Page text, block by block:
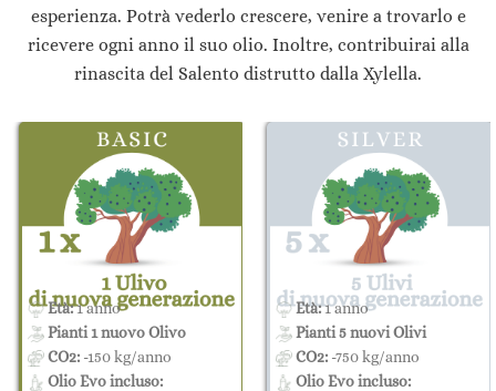
esperienza. Potrà vederlo crescere, venire a trovarlo e
ricevere ogni anno il suo olio. Inoltre, contribuirai alla
rinascita del Salento distrutto dalla Xylella.
Età:1 anno
Pianti 1 nuovo Olivo
CO2: -150 kg/anno
Olio Evo incluso:
Età:1 anno
Pianti 5 nuovi Olivi
CO2: -750 kg/anno
Olio Evo incluso: